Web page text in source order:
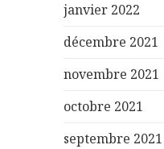
janvier 2022
décembre 2021
novembre 2021
octobre 2021
septembre 2021